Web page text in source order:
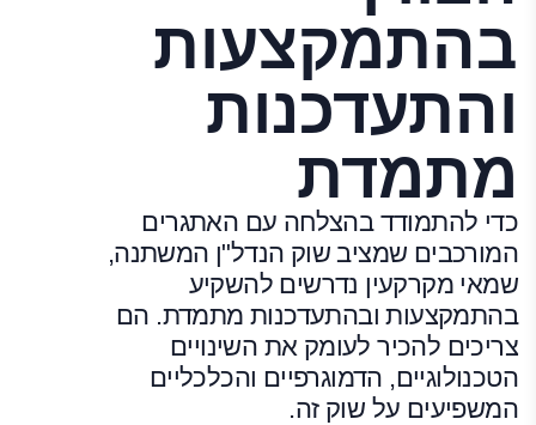
בהתמקצעות
והתעדכנות
מתמדת
כדי להתמודד בהצלחה עם האתגרים
המורכבים שמציב שוק הנדל"ן המשתנה,
שמאי מקרקעין נדרשים להשקיע
בהתמקצעות ובהתעדכנות מתמדת. הם
צריכים להכיר לעומק את השינויים
הטכנולוגיים, הדמוגרפיים והכלכליים
המשפיעים על שוק זה.